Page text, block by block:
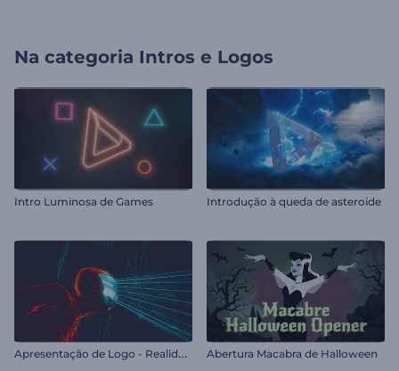
Na categoria Intros e Logos
Intro Luminosa de Games Introdução à queda de asteroide
A
presentação de Logo - Realidade Virtual Abertura Macabra de Halloween